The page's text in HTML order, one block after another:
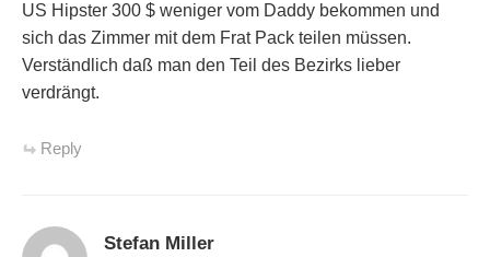
US Hipster 300 $ weniger vom Daddy bekommen und
sich das Zimmer mit dem Frat Pack teilen müssen.
Verständlich daß man den Teil des Bezirks lieber
verdrängt.
Reply
Stefan Miller